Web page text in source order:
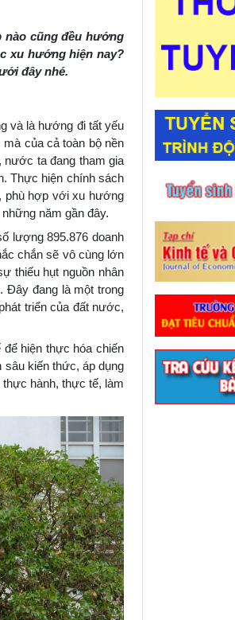
nào cũng đều hướng
xu hướng hiện nay?
đây nhé.
và là hướng đi tất yếu
của cả toàn bộ nền
nước ta đang tham gia
Thực hiện chính sách
phù hợp với xu hướng
năm gần đây.
lượng 895.876 doanh
chắn sẽ vô cùng lớn
thiếu hụt nguồn nhân
Đây đang là một trong
triển của đất nước,
hiện thực hóa chiến
kiến thức, áp dụng
hành, thực tế, làm